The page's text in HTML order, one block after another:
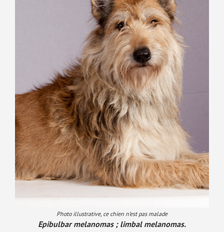
Photo illustrative, ce chien n’est pas malade
Epibulbar melanomas ; limbal melanomas.